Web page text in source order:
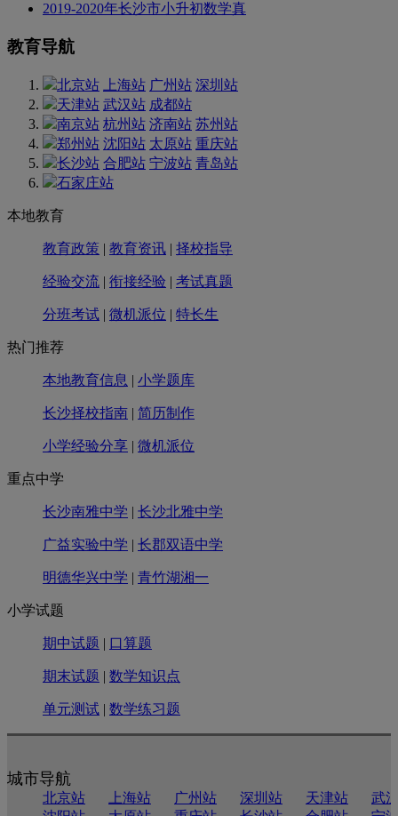
2019-2020年长沙市小升初数学真
教育导航
北京站 上海站 广州站 深圳站
天津站 武汉站 成都站
南京站 杭州站 济南站 苏州站
郑州站 沈阳站 太原站 重庆站
长沙站 合肥站 宁波站 青岛站
石家庄站
本地教育
教育政策 | 教育资讯 | 择校指导
经验交流 | 衔接经验 | 考试真题
分班考试 | 微机派位 | 特长生
热门推荐
本地教育信息 | 小学题库
长沙择校指南 | 简历制作
小学经验分享 | 微机派位
重点中学
长沙南雅中学 | 长沙北雅中学
广益实验中学 | 长郡双语中学
明德华兴中学 | 青竹湖湘一
小学试题
期中试题 | 口算题
期末试题 | 数学知识点
单元测试 | 数学练习题
城市导航
北京站 上海站 广州站 深圳站 天津站
武